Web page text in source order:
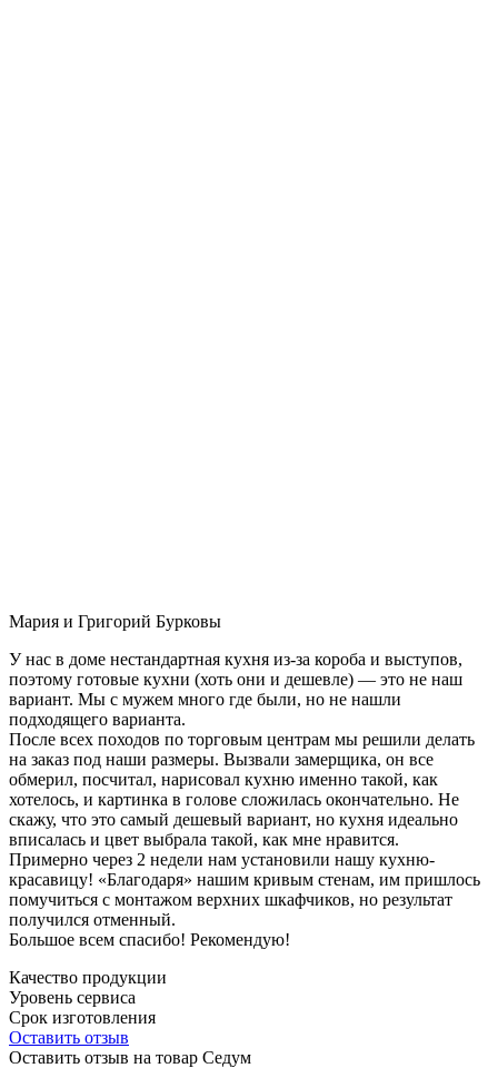
Мария и Григорий Бурковы
У нас в доме нестандартная кухня из-за короба и выступов,
поэтому готовые кухни (хоть они и дешевле) — это не наш
вариант. Мы с мужем много где были, но не нашли
подходящего варианта.
После всех походов по торговым центрам мы решили делать
на заказ под наши размеры. Вызвали замерщика, он все
обмерил, посчитал, нарисовал кухню именно такой, как
хотелось, и картинка в голове сложилась окончательно. Не
скажу, что это самый дешевый вариант, но кухня идеально
вписалась и цвет выбрала такой, как мне нравится.
Примерно через 2 недели нам установили нашу кухню-
красавицу! «Благодаря» нашим кривым стенам, им пришлось
помучиться с монтажом верхних шкафчиков, но результат
получился отменный.
Большое всем спасибо! Рекомендую!
Качество продукции
Уровень сервиса
Срок изготовления
Оставить отзыв
Оставить отзыв на товар Седум